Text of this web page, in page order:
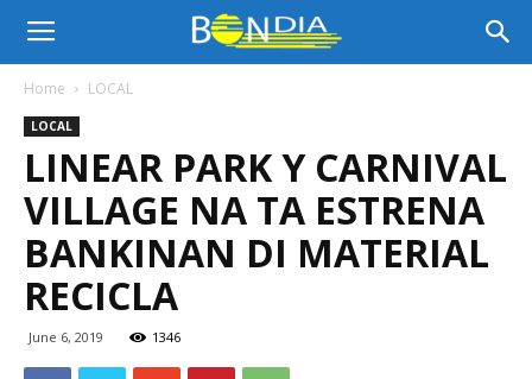
Bon
Dia
Aruba
Home LOCAL
LOCAL
LINEAR PARK Y CARNIVAL
VILLAGE NA TA ESTRENA
BANKINAN DI MATERIAL
RECICLA
June 6, 2019 1346